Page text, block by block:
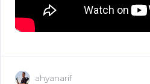
ahyanarif